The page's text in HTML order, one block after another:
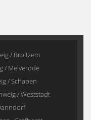
/ Broitzem
/ Melverode
/ Schapen
/ Weststadt